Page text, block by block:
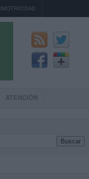
ATENCIÓN
Buscar